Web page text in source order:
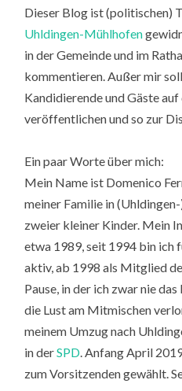
Dieser Blog ist (politischen)
Uhldingen-Mühlhofen
in der Gemeinde und im
kommentieren. Außer mir
Kandidierende und Gäste
veröffentlichen und so zur
Ein paar Worte über mich:
Mein Name ist Domenico
meiner Familie in
zweier kleiner Kinder. Mein
etwa 1989, seit 1994 bin ich
aktiv, ab 1998 als Mitglied
Pause, in der ich zwar nie
die Lust am Mitmischen
meinem Umzug nach
in derSPD. Anfang April
zum Vorsitzenden gewählt.